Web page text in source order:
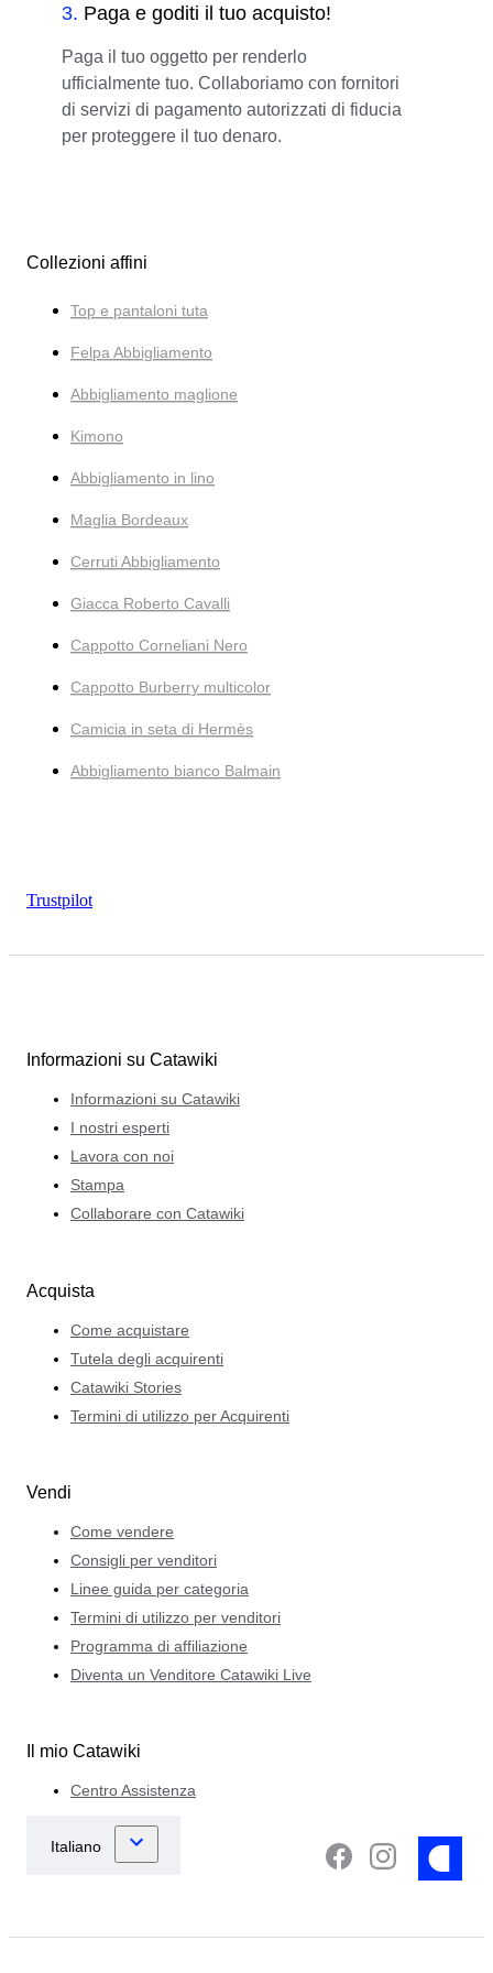
3. Paga e goditi il tuo acquisto!
Paga il tuo oggetto per renderlo
ufficialmente tuo. Collaboriamo con fornitori
di servizi di pagamento autorizzati di fiducia
per proteggere il tuo denaro.
Collezioni affini
Top e pantaloni tuta
Felpa Abbigliamento
Abbigliamento maglione
Kimono
Abbigliamento in lino
Maglia Bordeaux
Cerruti Abbigliamento
Giacca Roberto Cavalli
Cappotto Corneliani Nero
Cappotto Burberry multicolor
Camicia in seta di Hermès
Abbigliamento bianco Balmain
Trustpilot
Informazioni su Catawiki
Informazioni su Catawiki
I nostri esperti
Lavora con noi
Stampa
Collaborare con Catawiki
Acquista
Come acquistare
Tutela degli acquirenti
Catawiki Stories
Termini di utilizzo per Acquirenti
Vendi
Come vendere
Consigli per venditori
Linee guida per categoria
Termini di utilizzo per venditori
Programma di affiliazione
Diventa un Venditore Catawiki Live
Il mio Catawiki
Centro Assistenza